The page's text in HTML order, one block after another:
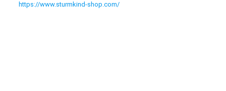
https://www.sturmkind-shop.com/